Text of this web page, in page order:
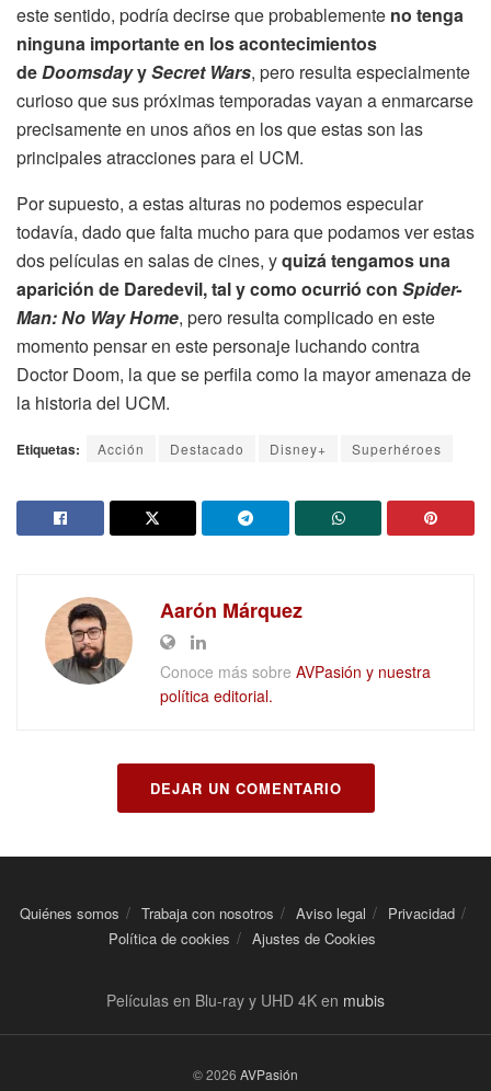
este sentido, podría decirse que probablemente no tenga
ninguna importante en los acontecimientos
deDoomsdayySecret Wars, pero resulta especialmente
curioso que sus próximas temporadas vayan a enmarcarse
precisamente en unos años en los que estas son las
principales atracciones para el UCM.
Por supuesto, a estas alturas no podemos especular
todavía, dado que falta mucho para que podamos ver estas
dos películas en salas de cines, yquizá tengamos una
aparición de Daredevil, tal y como ocurrió con Spider-
Man: No Way Home, pero resulta complicado en este
momento pensar en este personaje luchando contra
Doctor Doom, la que se perfila como la mayor amenaza de
la historia del UCM.
Etiquetas: Acción Destacado Disney+ Superhéroes
Aarón Márquez
Conoce más sobre AVPasión y nuestra
política editorial.
DEJAR UN COMENTARIO
Quiénes somos Trabaja con nosotros Aviso legal
Privacidad
Política de cookies
Ajustes de Cookies
Películas en Blu-ray y UHD 4K en mubis
© 2026 AVPasión